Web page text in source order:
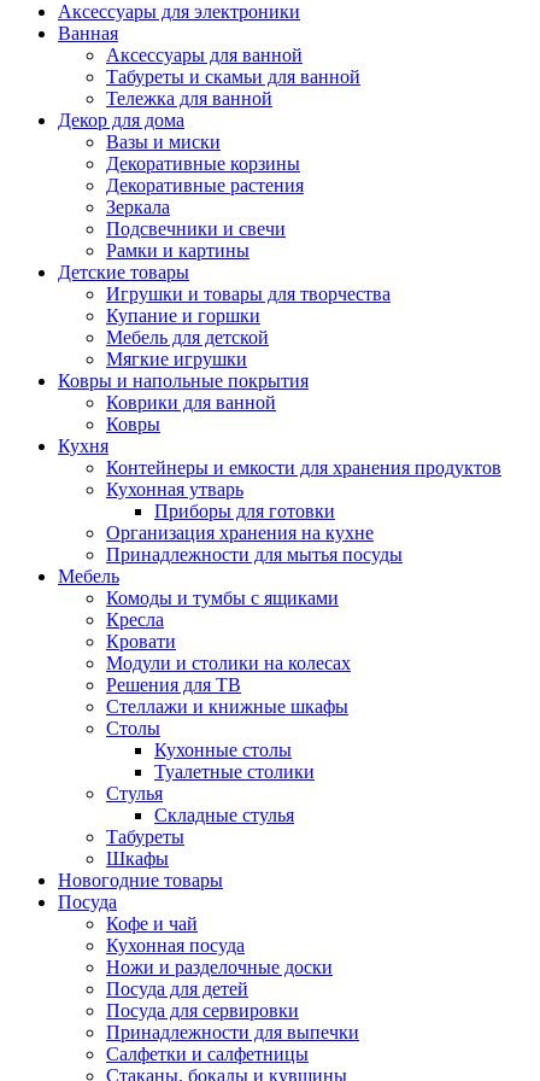
Аксессуары для электроники
Ванная
Аксессуары для ванной
Табуреты и скамьи для ванной
Тележка для ванной
Декор для дома
Вазы и миски
Декоративные корзины
Декоративные растения
Зеркала
Подсвечники и свечи
Рамки и картины
Детские товары
Игрушки и товары для творчества
Купание и горшки
Мебель для детской
Мягкие игрушки
Ковры и напольные покрытия
Коврики для ванной
Ковры
Кухня
Контейнеры и емкости для хранения продуктов
Кухонная утварь
Приборы для готовки
Организация хранения на кухне
Принадлежности для мытья посуды
Мебель
Комоды и тумбы с ящиками
Кресла
Кровати
Модули и столики на колесах
Решения для ТВ
Стеллажи и книжные шкафы
Столы
Кухонные столы
Туалетные столики
Стулья
Складные стулья
Табуреты
Шкафы
Новогодние товары
Посуда
Кофе и чай
Кухонная посуда
Ножи и разделочные доски
Посуда для детей
Посуда для сервировки
Принадлежности для выпечки
Салфетки и салфетницы
Стаканы, бокалы и кувшины